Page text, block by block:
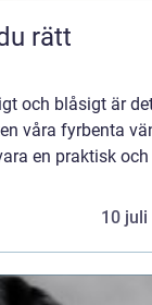
rätt
och blåsigt är
våra fyrbenta
en praktisk och
10 juli